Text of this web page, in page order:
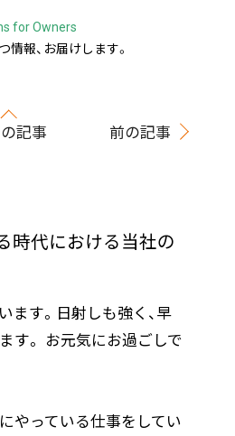
for Owners
報、お届けします。
記事 前の記事
時代における当社の
ます。日射しも強く、早
す。 お元気にお過ごしで
やっている仕事をしてい